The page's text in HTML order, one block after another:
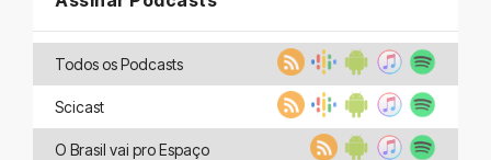
Todos os Podcasts
Scicast
O Brasil vai pro Espaço